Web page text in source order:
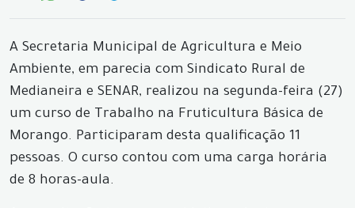
A Secretaria Municipal de Agricultura e Meio
Ambiente, em parecia com Sindicato Rural de
Medianeira e SENAR, realizou na segunda-feira (27)
um curso de Trabalho na Fruticultura Básica de
Morango. Participaram desta qualificação 11
pessoas. O curso contou com uma carga horária
de 8 horas-aula.